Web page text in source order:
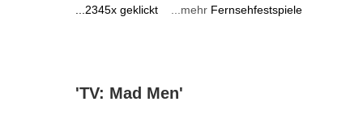
...2345x geklickt ...mehr Fernsehfestspiele
'TV: Mad Men'